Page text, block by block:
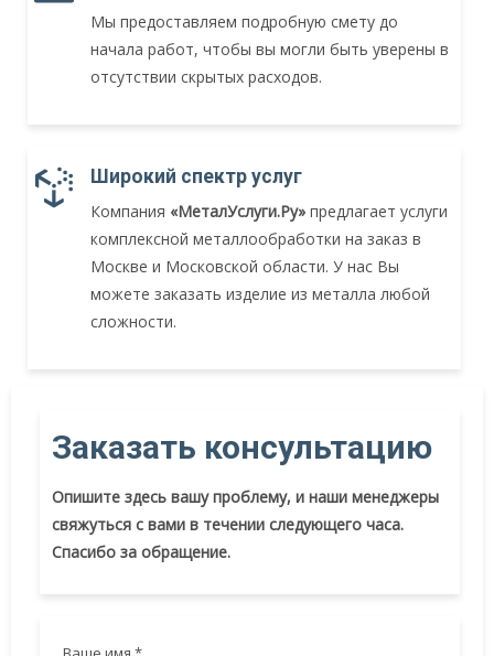
Мы предоставляем подробную смету до
начала работ, чтобы вы могли быть уверены в
отсутствии скрытых расходов.
Широкий спектр услуг
Компания «МеталУслуги.Ру» предлагает услуги
комплексной металлообработки на заказ в
Москве и Московской области. У нас Вы
можете заказать изделие из металла любой
сложности.
Заказать консультацию
Опишите здесь вашу проблему, и наши менеджеры
свяжуться с вами в течении следующего часа.
Спасибо за обращение.